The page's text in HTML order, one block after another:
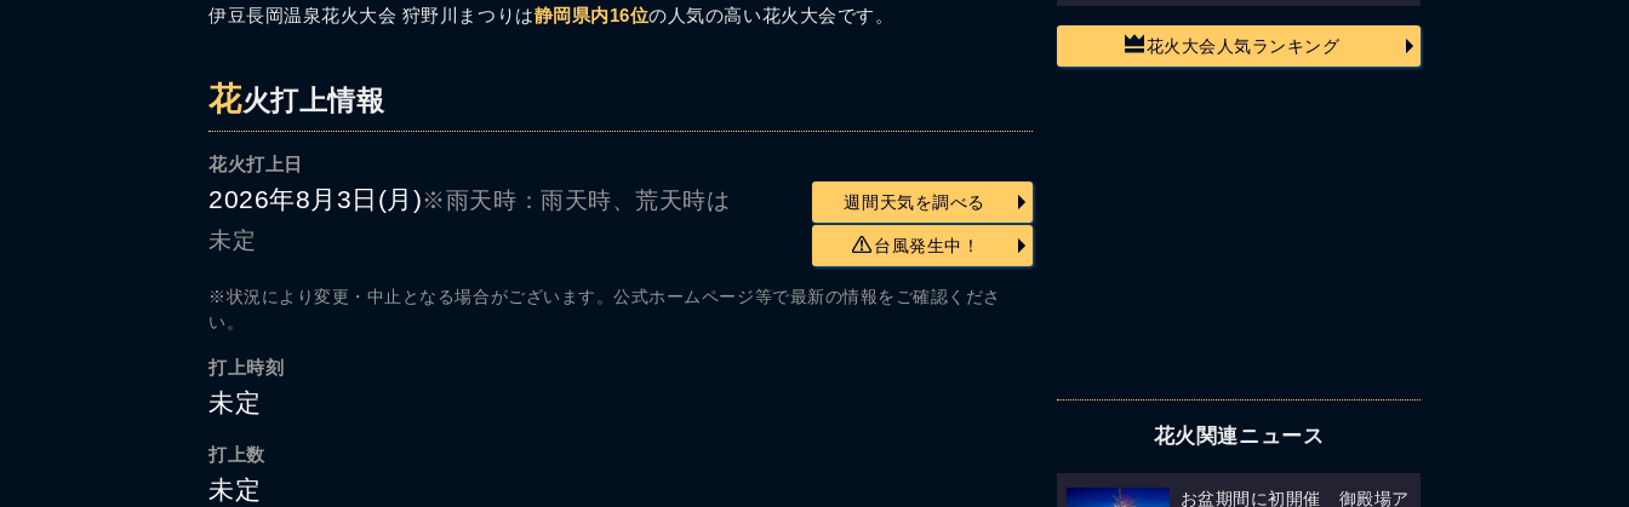
伊豆長岡温泉花火大会 狩野川まつりは静岡県内16位の人気の高い花火大会です。
花火打上情報
花火打上日
2026年8月3日(月)※雨天時：雨天時、荒天時は
未定
週間天気を調べる
台風発生中！
※状況により変更・中止となる場合がございます。公式ホームページ等で最新の情報をご確認くださ
い。
打上時刻
未定
打上数
未定
花火大会人気ランキング
花火関連ニュース
お盆期間に初開催 御殿場ア